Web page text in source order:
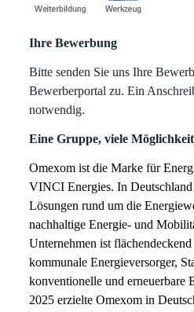
Ihre Bewerbung
Bitte senden Sie uns Ihre
Bewerberportal zu. Ein
notwendig.
Eine Gruppe, viele
Omexom ist die Marke für
VINCI Energies. In
Lösungen rund um die
nachhaltige Energie- und
Unternehmen ist
kommunale Energieversorger,
konventionelle und erneuerbare
2025 erzielte Omexom in